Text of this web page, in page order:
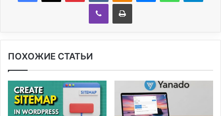
ПОХОЖИЕ СТАТЬИ